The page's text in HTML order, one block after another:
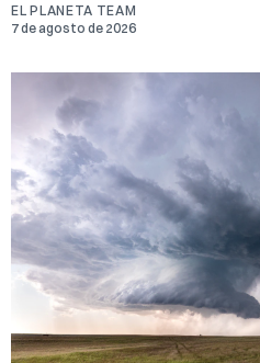
EL PLANETA TEAM
7 de agosto de 2026